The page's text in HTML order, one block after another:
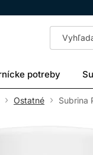
potreby
Ostatné
Subrina